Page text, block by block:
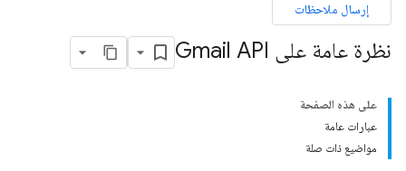
إرسال ملاحظات
نظرة عامة على Gmail API
على هذه الصفحة
عبارات عامة
مواضيع ذات صلة